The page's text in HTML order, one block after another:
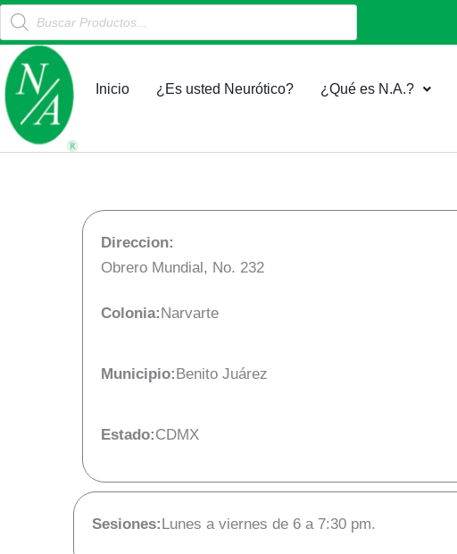
al
contenido
Products
search
Inicio ¿Es usted Neurótico? ¿Qué es N.A.?
Direccion:
Obrero Mundial, No. 232
Colonia:Narvarte
Municipio:Benito Juárez
Estado:CDMX
Sesiones:Lunes a viernes de 6 a 7:30 pm.